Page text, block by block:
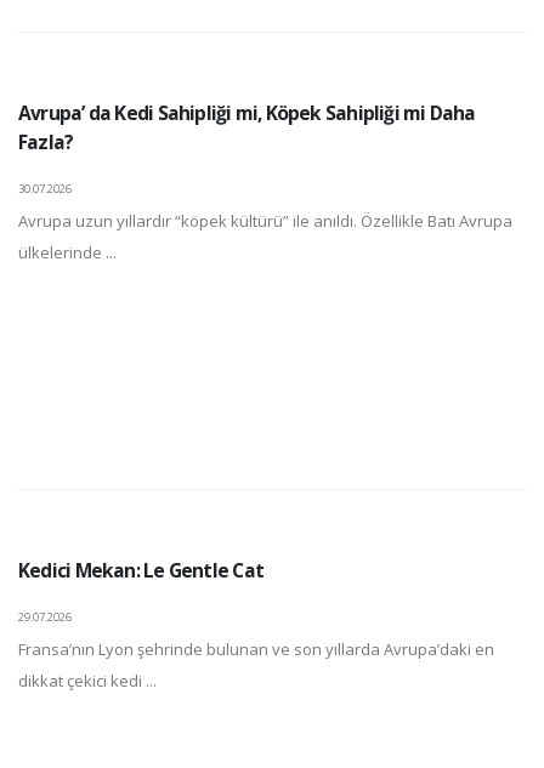
Avrupa’ da Kedi Sahipliği mi, Köpek Sahipliği mi Daha
Fazla?
30.07.2026
Avrupa uzun yıllardır “köpek kültürü” ile anıldı. Özellikle Batı Avrupa
ülkelerinde ...
Kedici Mekan: Le Gentle Cat
29.07.2026
Fransa’nın Lyon şehrinde bulunan ve son yıllarda Avrupa’daki en
dikkat çekici kedi ...